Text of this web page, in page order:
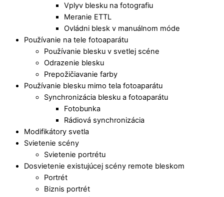
Vplyv blesku na fotografiu
Meranie ETTL
Ovládni blesk v manuálnom móde
Používanie na tele fotoaparátu
Používanie blesku v svetlej scéne
Odrazenie blesku
Prepožičiavanie farby
Používanie blesku mimo tela fotoaparátu
Synchronizácia blesku a fotoaparátu
Fotobunka
Rádiová synchronizácia
Modifikátory svetla
Svietenie scény
Svietenie portrétu
Dosvietenie existujúcej scény remote bleskom
Portrét
Biznis portrét